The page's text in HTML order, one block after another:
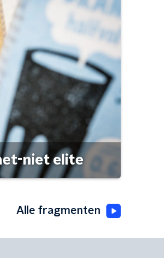
niet elite
Alle fragmenten